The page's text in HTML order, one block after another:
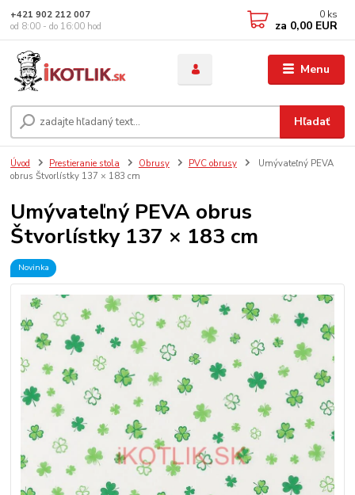
Menu
Hľadať
+421 902 212 007
od 8:00 - do 16:00 hod
0 ks
za 0,00 EUR
Úvod Prestieranie stola Obrusy PVC obrusy
Umývateľný PEVA
obrus Štvorlístky 137 × 183 cm
Umývateľný PEVA obrus
Štvorlístky 137 × 183 cm
Novinka